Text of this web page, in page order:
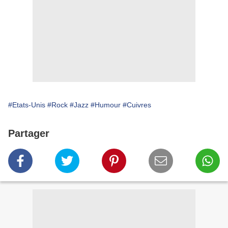
#Etats-Unis #Rock #Jazz #Humour #Cuivres
Partager